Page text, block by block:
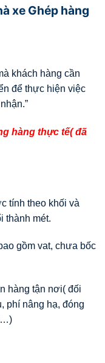
xe Ghép hàng
khách hàng cần
để thực hiện việc
hàng thực tế( đã
tính theo khối và
thành mét.
gồm vat, chưa bốc
hàng tận nơi( đối
phí nâng hạ, đóng